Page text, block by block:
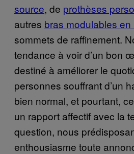
source, de prothèses
autres bras modulables en
sommets de raffinement.
tendance à voir d’un bon
destiné à améliorer le
personnes souffrant d’un
bien normal, et pourtant,
un rapport affectif avec la
question, nous
enthousiasme toute